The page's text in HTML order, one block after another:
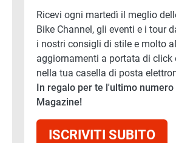
Ricevi ogni martedì il meglio
Bike Channel, gli eventi e i tour
i nostri consigli di stile e molto
aggiornamenti a portata di click
nella tua casella di posta
In regalo per te l'ultimo numero
Magazine!
ISCRIVITI SUBITO